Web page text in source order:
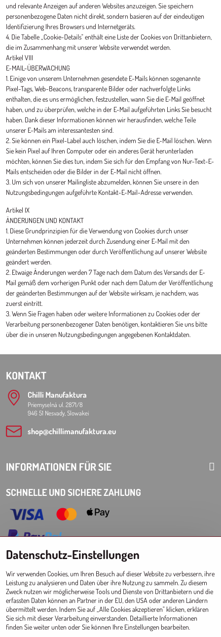
und relevante Anzeigen auf anderen Websites anzuzeigen. Sie speichern
personenbezogene Daten nicht direkt, sondern basieren auf der eindeutigen
Identifizierung Ihres Browsers und Internetgeräts.
4. Die Tabelle „Cookie-Details" enthält eine Liste der Cookies von Drittanbietern,
die im Zusammenhang mit unserer Website verwendet werden.
Artikel VIII
E-MAIL-ÜBERWACHUNG
1. Einige von unserem Unternehmen gesendete E-Mails können sogenannte
Pixel-Tags, Web-Beacons, transparente Bilder oder nachverfolgte Links
enthalten, die es uns ermöglichen, festzustellen, wann Sie die E-Mail geöffnet
haben, und zu überprüfen, welche in der E-Mail aufgeführten Links Sie besucht
haben. Dank dieser Informationen können wir herausfinden, welche Teile
unserer E-Mails am interessantesten sind.
2. Sie können ein Pixel-Label auch löschen, indem Sie die E-Mail löschen. Wenn
Sie kein Pixel auf Ihren Computer oder ein anderes Gerät herunterladen
möchten, können Sie dies tun, indem Sie sich für den Empfang von Nur-Text-E-
Mails entscheiden oder die Bilder in der E-Mail nicht öffnen.
3. Um sich von unserer Mailingliste abzumelden, können Sie unsere in den
Nutzungsbedingungen aufgeführte Kontakt-E-Mail-Adresse verwenden.
Artikel IX
ÄNDERUNGEN UND KONTAKT
1. Diese Grundprinzipien für die Verwendung von Cookies durch unser
Unternehmen können jederzeit durch Zusendung einer E-Mail mit den
geänderten Bestimmungen oder durch Veröffentlichung auf unserer Website
geändert werden.
2. Etwaige Änderungen werden 7 Tage nach dem Datum des Versands der E-
Mail gemäß dem vorherigen Punkt oder nach dem Datum der Veröffentlichung
der geänderten Bestimmungen auf der Website wirksam, je nachdem, was
zuerst eintritt.
3. Wenn Sie Fragen haben oder weitere Informationen zu Cookies oder der
Verarbeitung personenbezogener Daten benötigen, kontaktieren Sie uns bitte
über die in unseren Nutzungsbedingungen angegebenen Kontaktdaten.
KONTAKT
Chilli Manufaktura
Priemyselná ul. 2871/8
946 51 Nesvady, Slowakei
shop​@chillimanufaktura​.eu
INFORMATIONEN FÜR SIE
SCHNELLE UND SICHERE ZAHLUNG
Choose Eshop for your delivery country:
AT CZ DE SK HU PL EU other countries
GROSSHANDEL FÜR GESCHÄFTE
Registrierung l Loginzum Großhandel
Datenschutz-Einstellungen
Wir verwenden Cookies, um Ihren Besuch auf dieser Website zu verbessern, ihre
Leistung zu analysieren und Daten über ihre Nutzung zu sammeln. Zu diesem
Zweck nutzen wir möglicherweise Tools und Dienste von Drittanbietern und die
erfassten Daten können an Partner in der EU, den USA oder anderen Ländern
übermittelt werden. Indem Sie auf „Alle Cookies akzeptieren" klicken, erklären
Sie sich mit dieser Verarbeitung einverstanden. Detaillierte Informationen
finden Sie weiter unten oder Sie können Ihre Einstellungen bearbeiten.